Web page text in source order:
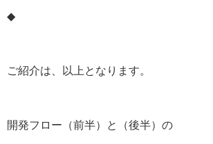
◆
ご紹介は、以上となります。
開発フロー（前半）と（後半）の